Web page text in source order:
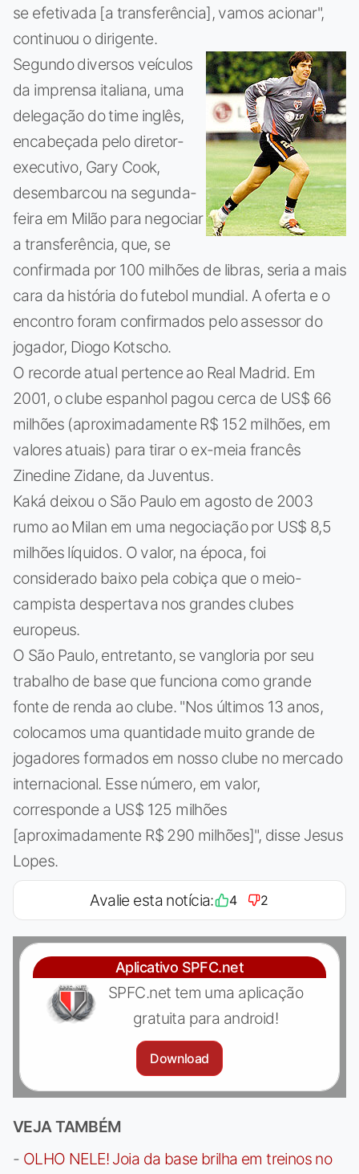
se efetivada [a transferência], vamos acionar",
continuou o dirigente.
Segundo diversos veículos
da imprensa italiana, uma
delegação do time inglês,
encabeçada pelo diretor-
executivo, Gary Cook,
desembarcou na segunda-
feira em Milão para negociar
a transferência, que, se
confirmada por 100 milhões de libras, seria a mais
cara da história do futebol mundial. A oferta e o
encontro foram confirmados pelo assessor do
jogador, Diogo Kotscho.
O recorde atual pertence ao Real Madrid. Em
2001, o clube espanhol pagou cerca de US$ 66
milhões (aproximadamente R$ 152 milhões, em
valores atuais) para tirar o ex-meia francês
Zinedine Zidane, da Juventus.
Kaká deixou o São Paulo em agosto de 2003
rumo ao Milan em uma negociação por US$ 8,5
milhões líquidos. O valor, na época, foi
considerado baixo pela cobiça que o meio-
campista despertava nos grandes clubes
europeus.
O São Paulo, entretanto, se vangloria por seu
trabalho de base que funciona como grande
fonte de renda ao clube. "Nos últimos 13 anos,
colocamos uma quantidade muito grande de
jogadores formados em nosso clube no mercado
internacional. Esse número, em valor,
corresponde a US$ 125 milhões
[aproximadamente R$ 290 milhões]", disse Jesus
Lopes.
Avalie esta notícia: 4 2
Aplicativo SPFC.net
SPFC.net tem uma aplicação
gratuita para android!
Download
VEJA TAMBÉM
- OLHO NELE! Joia da base brilha em treinos no